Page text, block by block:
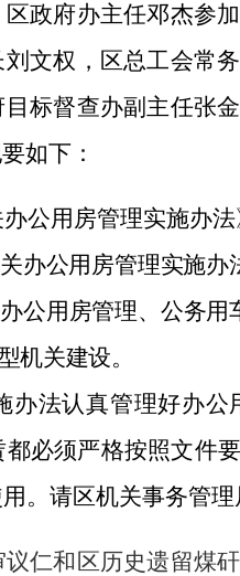
区政府办主任邓杰参
刘文权，区总工会常
目标督查办副 主任张
如下：
公用房管理实施办
办公用房管理实施
公用房管理、公务
机关建设。
办法认真管理好办
必须严格按照文件
。请区机关事务管
仁和区历史遗留煤